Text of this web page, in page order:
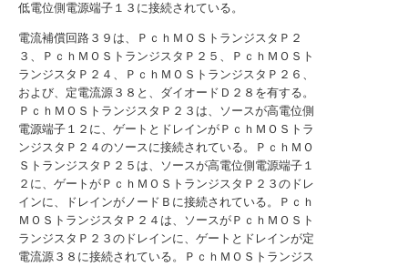
低電位側電源端子１３に接続されている。
電流補償回路３９は、ＰｃｈＭＯＳトランジスタＰ２
３、ＰｃｈＭＯＳトランジスタＰ２５、ＰｃｈＭＯＳト
ランジスタＰ２４、ＰｃｈＭＯＳトランジスタＰ２６、
および、定電流源３８と、ダイオードＤ２８を有する。
ＰｃｈＭＯＳトランジスタＰ２３は、ソースが高電位側
電源端子１２に、ゲートとドレインがＰｃｈＭＯＳトラ
ンジスタＰ２４のソースに接続されている。ＰｃｈＭＯ
ＳトランジスタＰ２５は、ソースが高電位側電源端子１
２に、ゲートがＰｃｈＭＯＳトランジスタＰ２３のドレ
インに、ドレインがノードＢに接続されている。Ｐｃｈ
ＭＯＳトランジスタＰ２４は、ソースがＰｃｈＭＯＳト
ランジスタＰ２３のドレインに、ゲートとドレインが定
電流源３８に接続されている。ＰｃｈＭＯＳトランジス